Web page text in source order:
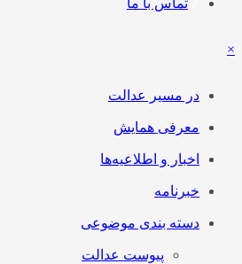
تماس با ما
در مسیر عدالت
معرفی همایش
اخبار و اطلاعیه‌ها
خبرنامه
دسته بندی موضوعی
پیوست عدالت